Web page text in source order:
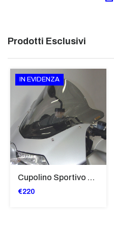
Prodotti Esclusivi
IN EVIDENZA
Cupolino Sportivo Per Bmw K 1200 R Sport 2005-07 TRASPARENTE - Sc967-T
€220